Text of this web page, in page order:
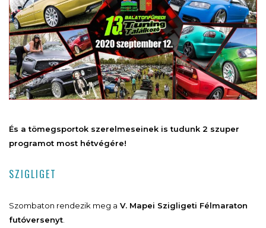
És a tömegsportok szerelmeseinek is tudunk 2 szuper
programot most hétvégére!
SZIGLIGET
Szombaton rendezik meg a V. Mapei Szigligeti Félmaraton
futóversenyt